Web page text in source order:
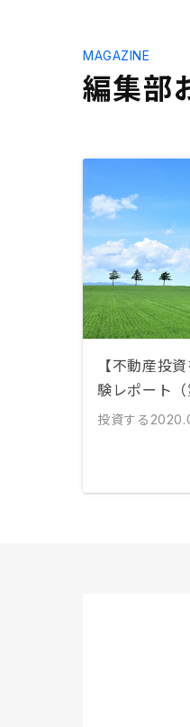
編集部
MAGAZINE
【不動産投
験レポート（
投資する